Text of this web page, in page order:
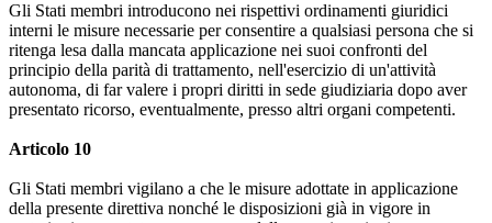
Gli Stati membri introducono nei rispettivi ordinamenti giuridici
interni le misure necessarie per consentire a qualsiasi persona che si
ritenga lesa dalla mancata applicazione nei suoi confronti del
principio della parità di trattamento, nell'esercizio di un'attività
autonoma, di far valere i propri diritti in sede giudiziaria dopo aver
presentato ricorso, eventualmente, presso altri organi competenti.
Articolo 10
Gli Stati membri vigilano a che le misure adottate in applicazione
della presente direttiva nonché le disposizioni già in vigore in